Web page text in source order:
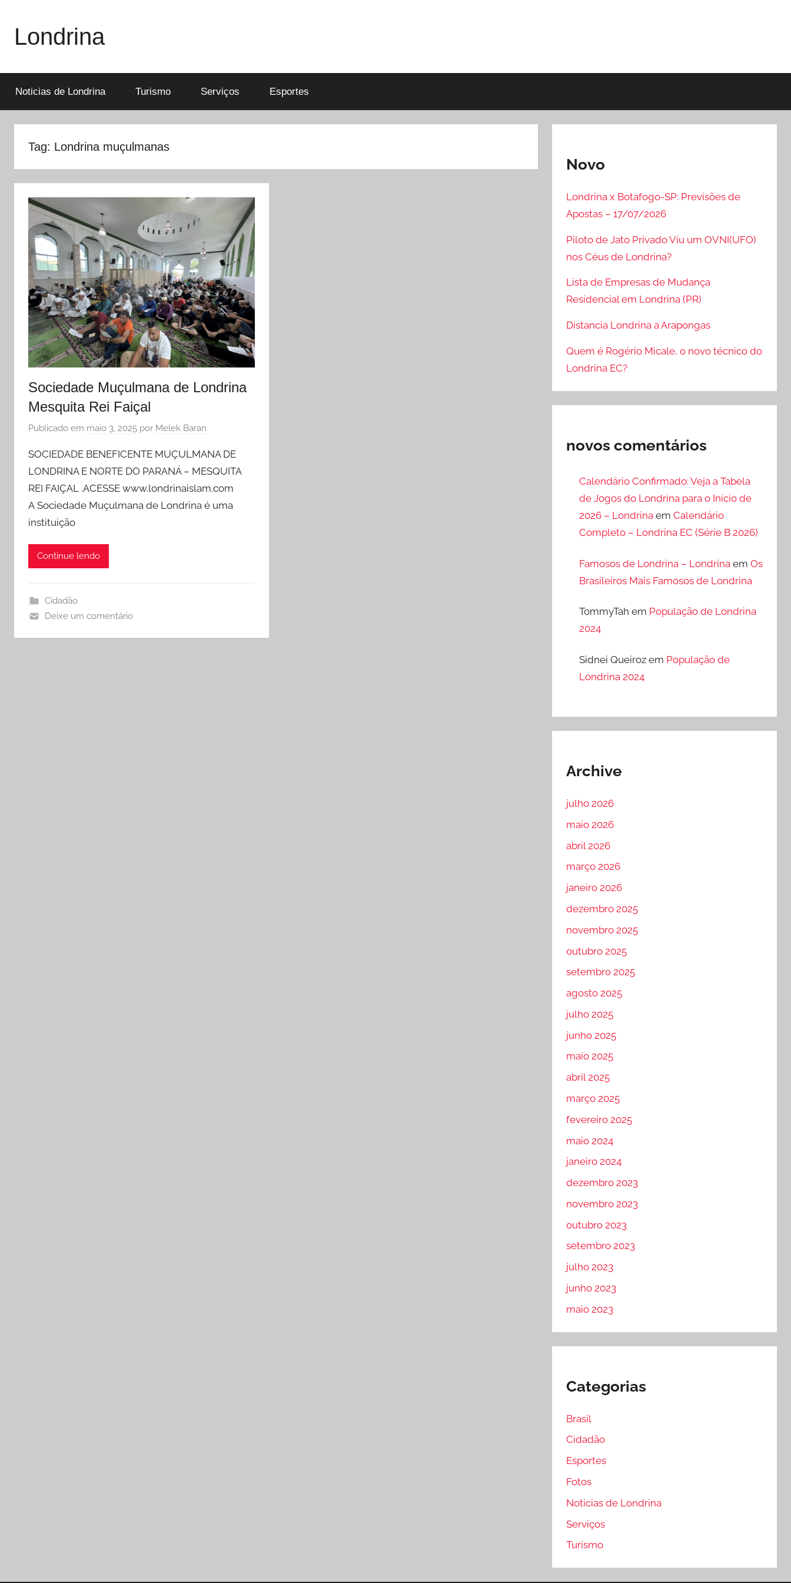
Londrina
Noticias de Londrina Turismo Serviços Esportes
Tag: Londrina muçulmanas
Sociedade Muçulmana de Londrina
Mesquita Rei Faiçal
Publicado em maio 3, 2025 por Melek Baran
SOCIEDADE BENEFICENTE MUÇULMANA DE
LONDRINA E NORTE DO PARANÁ – MESQUITA
REI FAIÇAL .ACESSE www.londrinaislam.com
A Sociedade Muçulmana de Londrina é uma
instituição
Continue lendo
Cidadão
Deixe um comentário
Novo
Londrina x Botafogo-SP: Previsões de
Apostas – 17/07/2026
Piloto de Jato Privado Viu um OVNI(UFO)
nos Céus de Londrina?
Lista de Empresas de Mudança
Residencial em Londrina (PR)
Distancia Londrina a Arapongas
Quem é Rogério Micale, o novo técnico do
Londrina EC?
novos comentários
Calendário Confirmado: Veja a Tabela
de Jogos do Londrina para o Início de
2026 – Londrina em Calendário
Completo – Londrina EC (Série B 2026)
Famosos de Londrina – Londrina em Os
Brasileiros Mais Famosos de Londrina
TommyTah em População de Londrina
2024
Sidnei Queirozem População de
Londrina 2024
Archive
julho 2026
maio 2026
abril 2026
março 2026
janeiro 2026
dezembro 2025
novembro 2025
outubro 2025
setembro 2025
agosto 2025
julho 2025
junho 2025
maio 2025
abril 2025
março 2025
fevereiro 2025
maio 2024
janeiro 2024
dezembro 2023
novembro 2023
outubro 2023
setembro 2023
julho 2023
junho 2023
maio 2023
Categorias
Brasil
Cidadão
Esportes
Fotos
Noticias de Londrina
Serviços
Turismo